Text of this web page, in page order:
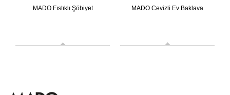
MADO Fıstıklı Şöbiyet MADO Cevizli Ev Baklava